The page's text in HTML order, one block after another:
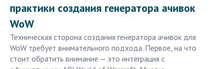
практики создания генератора ачивок
WoW
Техническая сторона создания генератора ачивок для
WoW требует внимательного подхода. Первое, на что
стоит обратить внимание — это интеграция с